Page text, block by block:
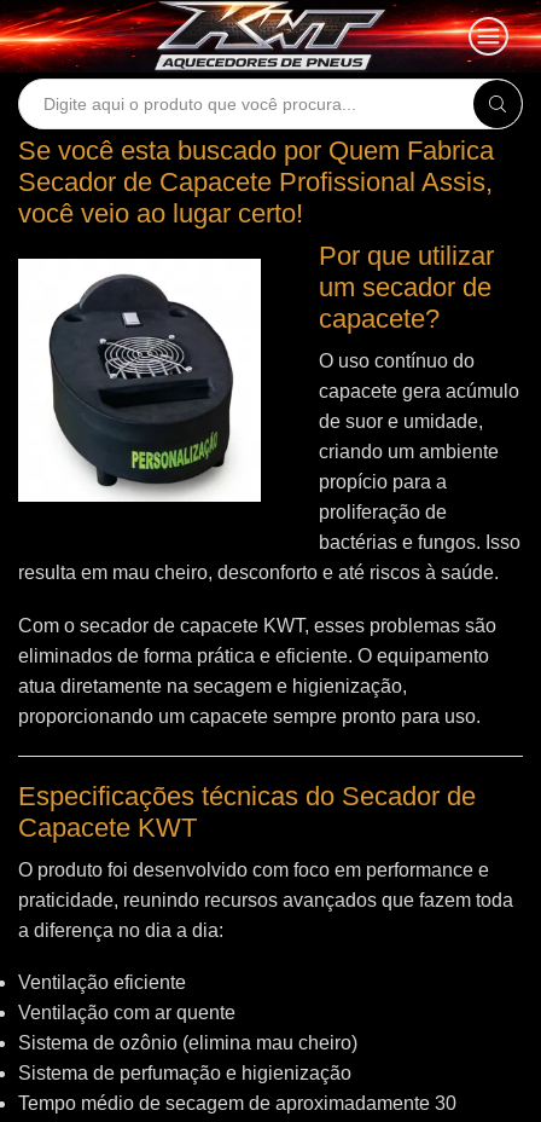
Search
Se você esta buscado por Quem Fabrica
Secador de Capacete Profissional Assis,
você veio ao lugar certo!
Por que utilizar
um secador de
capacete?
O uso contínuo do
capacete gera acúmulo
de suor e umidade,
criando um ambiente
propício para a
proliferação de
bactérias e fungos. Isso
resulta em mau cheiro, desconforto e até riscos à saúde.
Com o secador de capacete KWT, esses problemas são
eliminados de forma prática e eficiente. O equipamento
atua diretamente na secagem e higienização,
proporcionando um capacete sempre pronto para uso.
Especificações técnicas do Secador de
Capacete KWT
O produto foi desenvolvido com foco em performance e
praticidade, reunindo recursos avançados que fazem toda
a diferença no dia a dia:
Ventilação eficiente
Ventilação com ar quente
Sistema de ozônio (elimina mau cheiro)
Sistema de perfumação e higienização
Tempo médio de secagem de aproximadamente 30